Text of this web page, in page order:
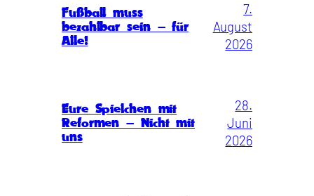
Fußball muss
bezahlbar sein – für
Alle!
7.
August
2026
Eure Spielchen mit
Reformen – Nicht mit
uns
28.
Juni
2026